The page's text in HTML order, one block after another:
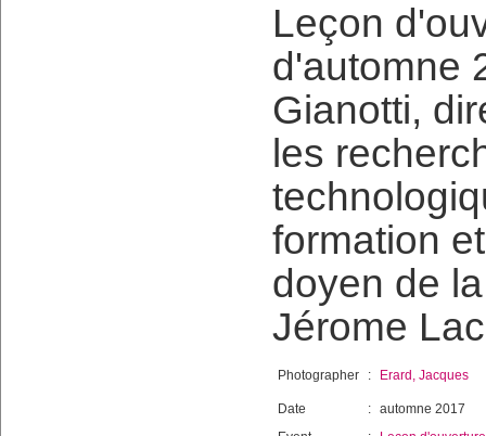
Leçon
d'automne
Gianotti,
les
formation
doyen de
Jérome
Photographer : Erard, Jacques
Date : automne 2017